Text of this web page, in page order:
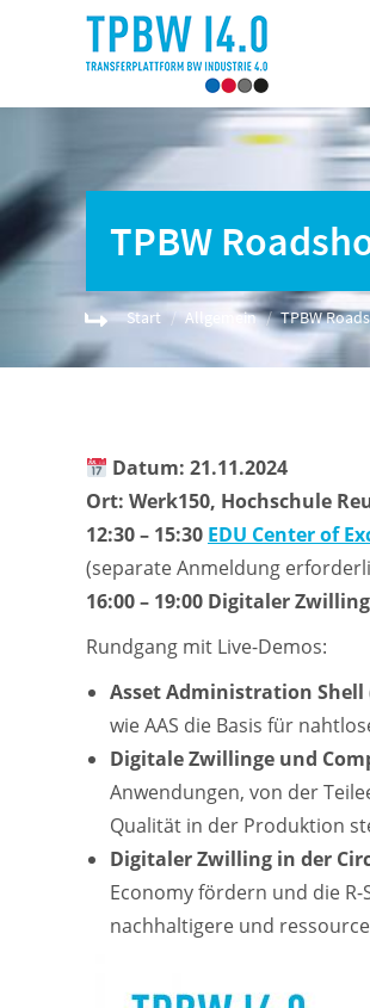
TPBW
Sie befinden sich hier:
Start Allgemein TPBW
Datum: 21.11.2024
Ort: Werk150, Hochschule
12:30 – 15:30 EDU Center of
(separate Anmeldung
16:00 – 19:00 Digitaler
Rundgang mit Live-Demos:
Asset Administration Shell
wie AAS die Basis für
Digitale Zwillinge und
Anwendungen, von der
Qualität in der Produktion
Digitaler Zwilling in der
Economy fördern und die
nachhaltigere und